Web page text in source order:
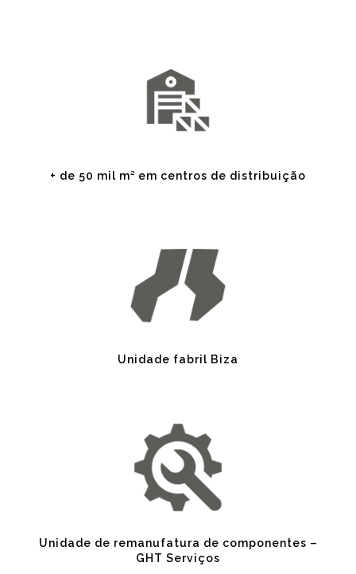
+ de 50 mil m² em centros de distribuição
Unidade fabril Biza
Unidade de remanufatura de componentes –
GHT Serviços